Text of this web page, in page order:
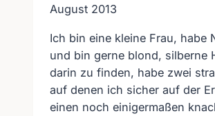
August 2013
Ich bin eine kleine Frau, habe
und bin gerne blond, silberne
darin zu finden, habe zwei
auf denen ich sicher auf der
einen noch einigermaßen